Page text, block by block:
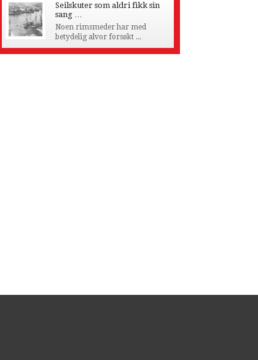
Seilskuter som aldri fikk sin
sang …
Noen rimsmeder har med
betydelig alvor forsøkt ...